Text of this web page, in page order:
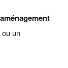
aménagement
un